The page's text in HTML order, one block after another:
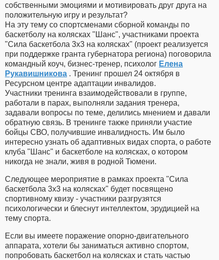
собственными эмоциями и мотивировать друг друга на
положительную игру и результат?
На эту тему со спортсменами сборной команды по
баскетболу на колясках "Шанс", участниками проекта
"Сила баскетбола 3x3 на колясках" (проект реализуется
при поддержке гранта губернатора региона) поговорила
командный коуч, бизнес-тренер, психолог Елена
Рукавишникова . Тренинг прошел 24 октября в
Ресурсном центре адаптации инвалидов.
Участники тренинга взаимодействовали в группе,
работали в парах, выполняли задания тренера,
задавали вопросы по теме, делились мнением и давали
обратную связь. В тренинге также приняли участие
бойцы СВО, получившие инвалидность. Им было
интересно узнать об адаптивных видах спорта, о работе
клуба "Шанс" и баскетболе на колясках, о котором
никогда не знали, живя в родной Тюмени.
Следующее мероприятие в рамках проекта "Сила
баскетбола 3x3 на колясках" будет посвящено
спортивному квизу - участники разгрузятся
психологически и блеснут интеллектом, эрудицией на
тему спорта.
Если вы имеете поражение опорно-двигательного
аппарата, хотели бы заниматься активно спортом,
попробовать баскетбол на колясках и стать частью